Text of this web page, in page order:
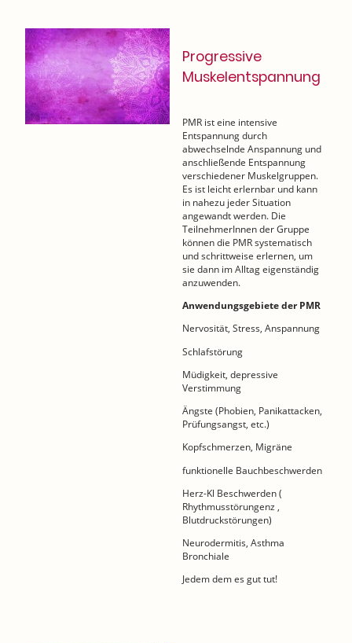
Progressive
Muskelentspannung
PMR ist eine intensive
Entspannung durch
abwechselnde Anspannung und
anschließende Entspannung
verschiedener Muskelgruppen.
Es ist leicht erlernbar und kann
in nahezu jeder Situation
angewandt werden. Die
TeilnehmerInnen der Gruppe
können die PMR systematisch
und schrittweise erlernen, um
sie dann im Alltag eigenständig
anzuwenden.
Anwendungsgebiete der PMR
Nervosität, Stress, Anspannung
Schlafstörung
Müdigkeit, depressive
Verstimmung
Ängste (Phobien, Panikattacken,
Prüfungsangst, etc.)
Kopfschmerzen, Migräne
funktionelle Bauchbeschwerden
Herz-Kl Beschwerden (
Rhythmusstörungenz ,
Blutdruckstörungen)
Neurodermitis, Asthma
Bronchiale
Jedem dem es gut tut!